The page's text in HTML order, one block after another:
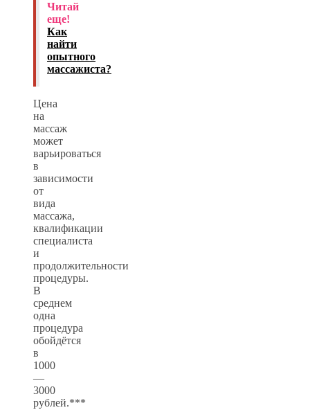
Читай
еще!
Как
найти
опытного
массажиста?
Цена
на
массаж
может
варьироваться
в
зависимости
от
вида
массажа,
квалификации
специалиста
и
продолжительности
процедуры.
В
среднем
одна
процедура
обойдётся
в
1000
—
3000
рублей.***